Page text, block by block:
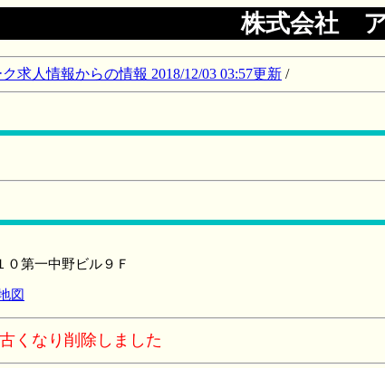
株式会社
求人情報からの情報 2018/12/03 03:57更新 /
第一中野ビル９Ｆ
図
くなり削除しました